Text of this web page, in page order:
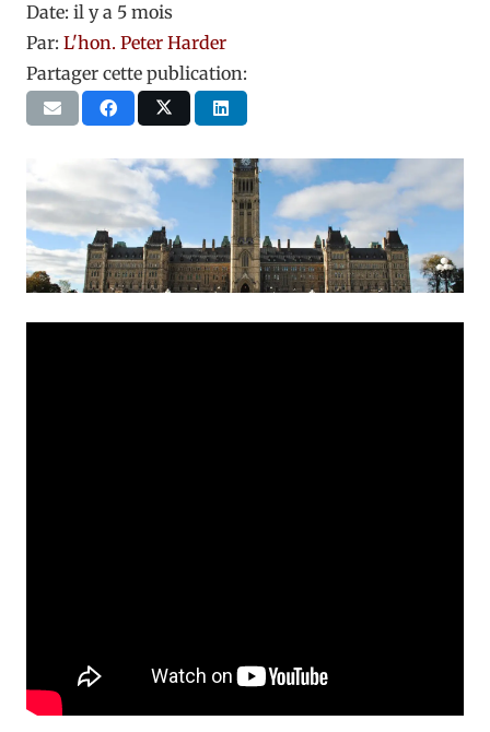
Date: il y a 5 mois
Par: L'hon. Peter Harder
Partager cette publication: